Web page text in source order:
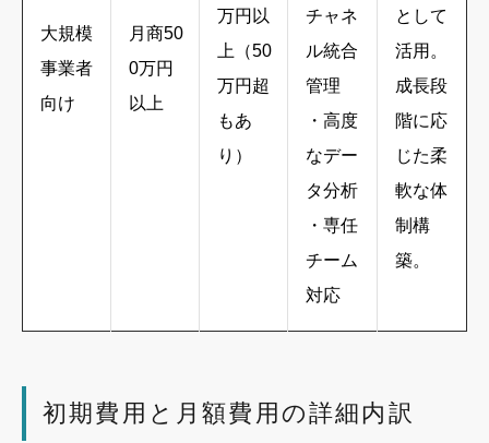
大規模
事業者
向け
月商50
0万円
以上
万円以
上（50
万円超
もあ
り）
チャネ
ル統合
管理
・高度
なデー
タ分析
・専任
チーム
対応
として
活用。
成長段
階に応
じた柔
軟な体
制構
築。
初期費用と月額費用の詳細内訳